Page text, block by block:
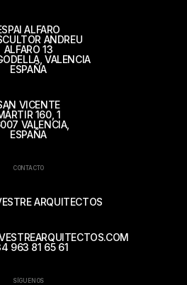
ALFARO
ANDREU
ALFARO 13
VALENCIA
ESPAÑA
VICENTE
160, 1
VALENCIA,
ESPAÑA
CONTACTO
ARQUITECTOS
963 81 65 61
SÍGUENOS